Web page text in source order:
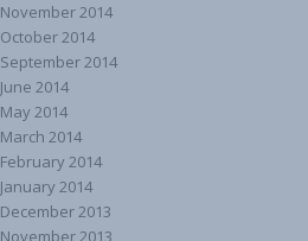
November 2014
October 2014
September 2014
June 2014
May 2014
March 2014
February 2014
January 2014
December 2013
November 2013